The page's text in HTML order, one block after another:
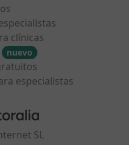
clínicas
nuevo
especialistas
- Página de inicio
SL